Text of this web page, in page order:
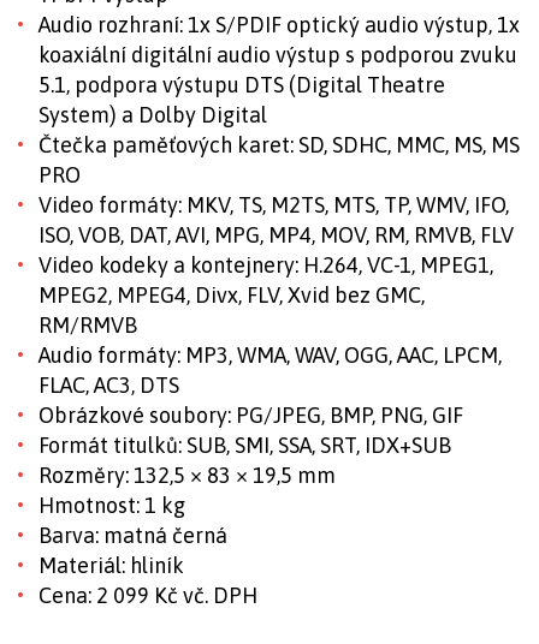
Audio rozhraní: 1x S/PDIF optický audio výstup, 1x
koaxiální digitální audio výstup s podporou zvuku
5.1, podpora výstupu DTS (Digital Theatre
System) a Dolby Digital
Čtečka paměťových karet: SD, SDHC, MMC, MS, MS
PRO
Video formáty: MKV, TS, M2TS, MTS, TP, WMV, IFO,
ISO, VOB, DAT, AVI, MPG, MP4, MOV, RM, RMVB, FLV
Video kodeky a kontejnery: H.264, VC-1, MPEG1,
MPEG2, MPEG4, Divx, FLV, Xvid bez GMC,
RM/RMVB
Audio formáty: MP3, WMA, WAV, OGG, AAC, LPCM,
FLAC, AC3, DTS
Obrázkové soubory: PG/JPEG, BMP, PNG, GIF
Formát titulků: SUB, SMI, SSA, SRT, IDX+SUB
Rozměry: 132,5 × 83 × 19,5 mm
Hmotnost: 1 kg
Barva: matná černá
Materiál: hliník
Cena: 2 099 Kč vč. DPH